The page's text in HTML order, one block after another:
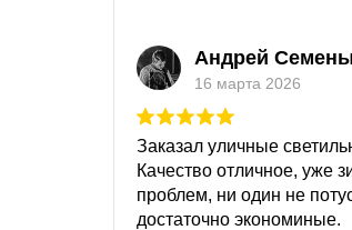
Андрей
16 марта 2026
Заказал уличные
Качество отличное, уже
проблем, ни один не
достаточно экономиные.